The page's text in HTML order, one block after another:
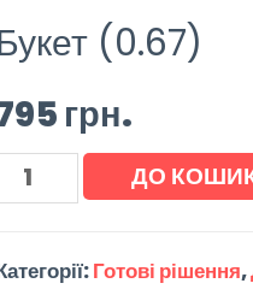
(0.67)
грн.
ДО
Готові рішення,